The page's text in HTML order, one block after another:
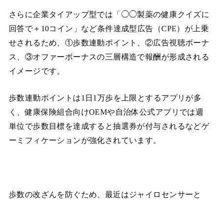
さらに企業タイアップ型では「◯◯製薬の健康クイズに
回答で＋10コイン」など条件達成型広告（CPE）が上乗
せされるため、①歩数連動ポイント、②広告視聴ボーナ
ス、③オファーボーナスの三層構造で報酬が形成される
イメージです。
歩数連動ポイントは1日1万歩を上限とするアプリが多
く、健康保険組合向けOEMや自治体公式アプリでは週
単位で歩数目標を達成すると抽選券が付与されるなどゲ
ーミフィケーションが強化されています。
歩数の改ざんを防ぐため、最近はジャイロセンサーと